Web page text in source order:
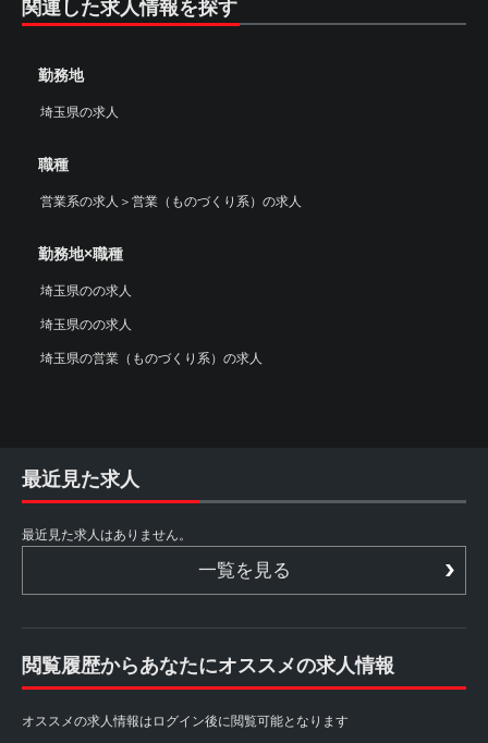
関連した求人情報を探す
勤務地
埼玉県の求人
職種
営業系の求人 ＞ 営業（ものづくり系）の求人
勤務地×職種
埼玉県のの求人
埼玉県のの求人
埼玉県の営業（ものづくり系）の求人
最近見た求人
最近見た求人はありません。
一覧を見る
閲覧履歴からあなたにオススメの求人情報
オススメの求人情報はログイン後に閲覧可能となります